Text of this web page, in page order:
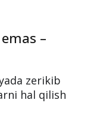
–
zerikib
hal qilish